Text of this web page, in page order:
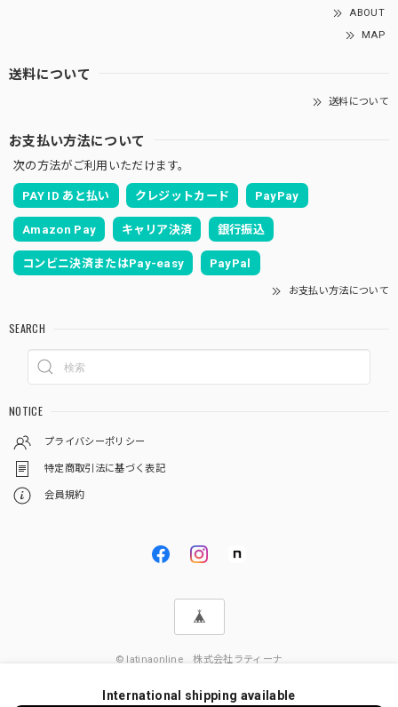
ABOUT
MAP
送料について
送料について
お支払い方法について
次の方法がご利用いただけます。
PAY ID あと払い クレジットカード PayPay
Amazon Pay キャリア決済 銀行振込
コンビニ決済またはPay-easy PayPal
お支払い方法について
SEARCH
NOTICE
プライバシーポリシー
特定商取引法に基づく表記
会員規約
© latinaonline 株式会社ラティーナ
International shipping available